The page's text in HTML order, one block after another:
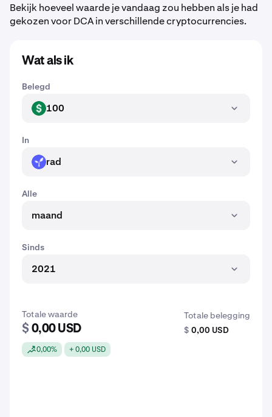
Bekijk hoeveel waarde je vandaag zou hebben als je had
gekozen voor DCA in verschillende cryptocurrencies.
Wat als ik
Belegd
USD 100
In
RAD rad
Alle
maand
Sinds
2021
Totale waarde
$ 0,00 USD
0,00% + 0,00 USD
Totale belegging
$ 0,00 USD